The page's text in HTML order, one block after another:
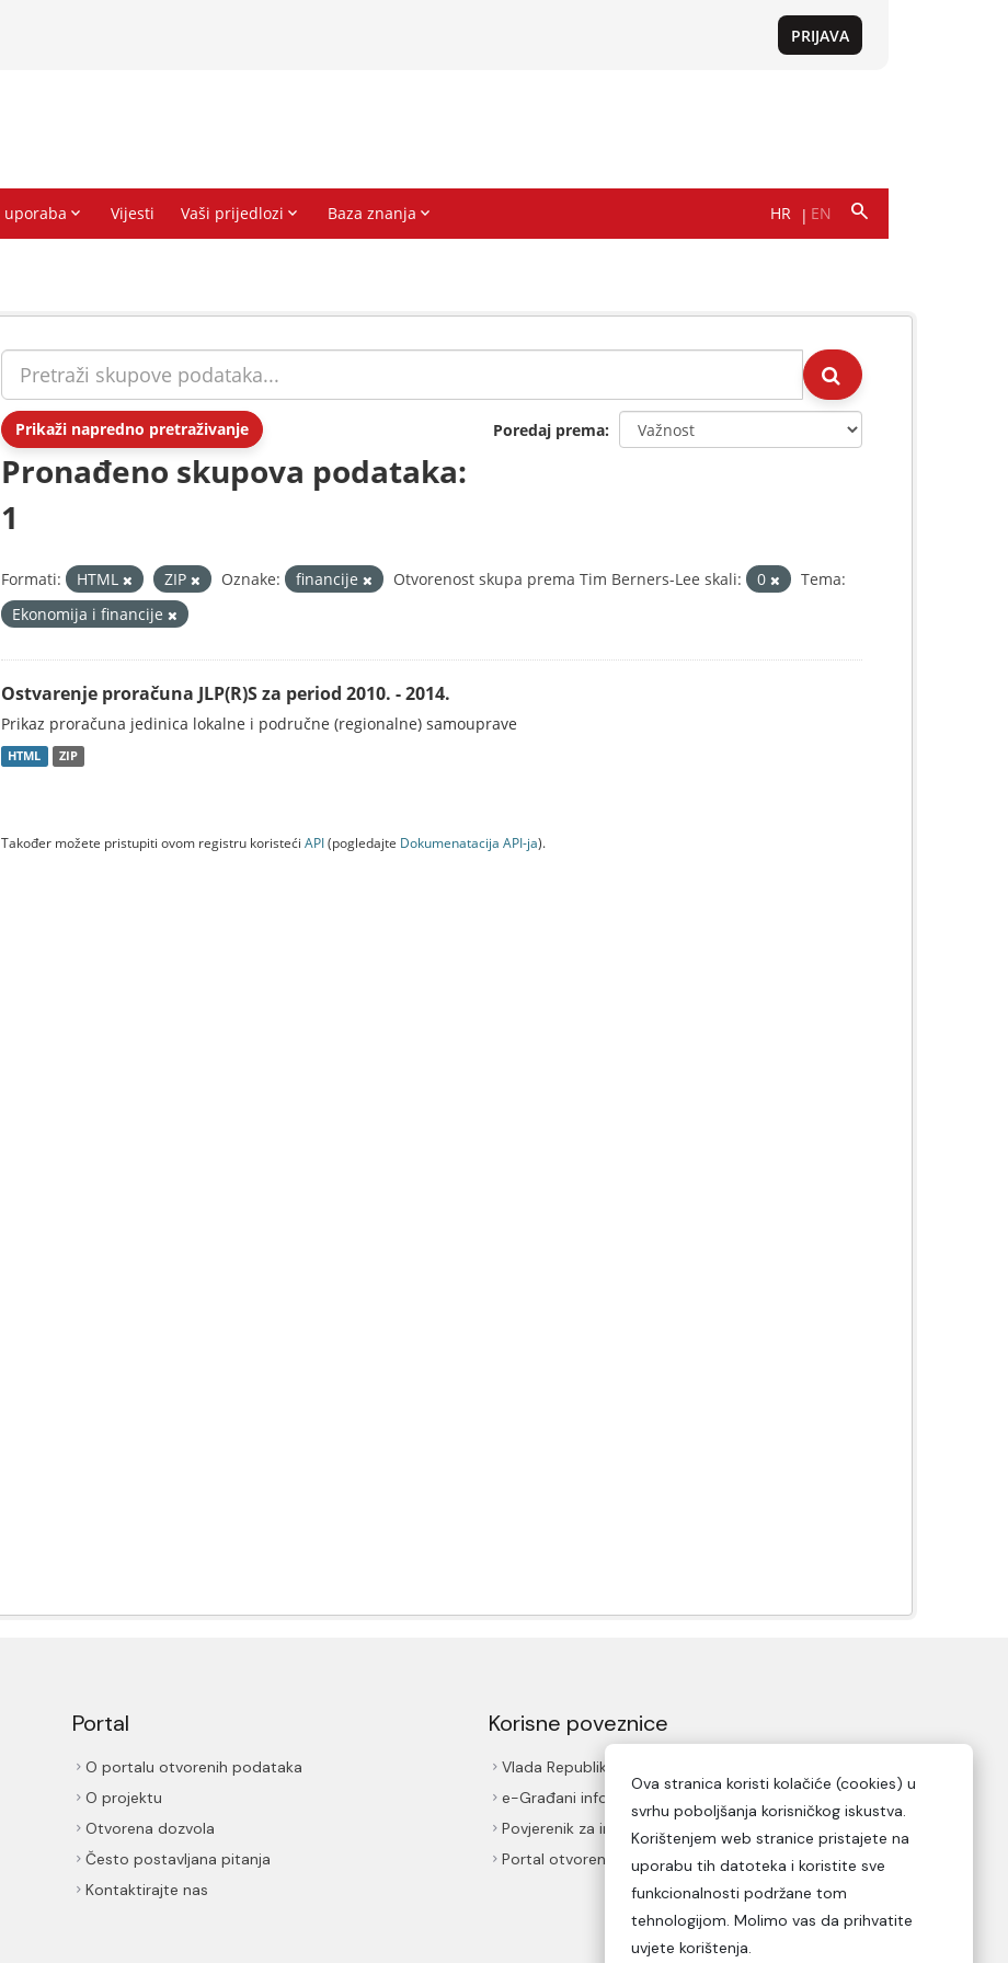
Prikaži napredno pretraživanje Poredaj prema
Pronađeno skupova podataka:
1
Formati: HTML ZIP Oznake: financije Otvorenost skupa prema Tim Berners-Lee skali: 0
Tema:
Ekonomija i financije
Ostvarenje proračuna JLP(R)S za period 2010. - 2014.
Prikaz proračuna jedinica lokalne i područne (regionalne) samouprave
HTML ZIP
Također možete pristupiti ovom registru koristeći API(pogledajte Dokumenаtаcijа API-jа).